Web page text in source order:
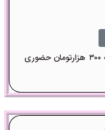
آنلاین ۴۵ دقیقه ۳۰۰ هزارتومان حضوری